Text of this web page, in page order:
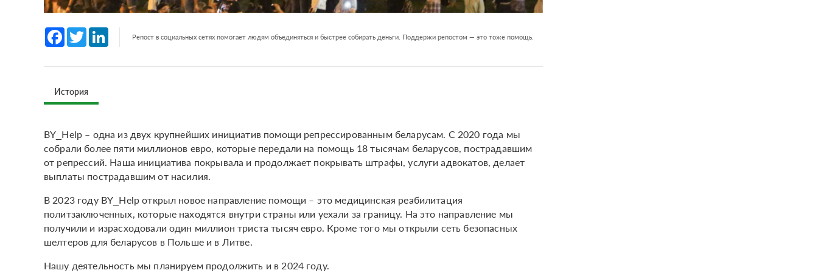
Facebook
Twitter LinkedInРепост в социальных сетях помогает людям объединяться и быстрее собирать деньги. Поддержи репостом — это тоже помощь.
История
BY_Help – одна из двух крупнейших инициатив помощи репрессированным беларусам. С 2020 года мы
собрали более пяти миллионов евро, которые передали на помощь 18 тысячам беларусов, пострадавшим
от репрессий. Наша инициатива покрывала и продолжает покрывать штрафы, услуги адвокатов, делает
выплаты пострадавшим от насилия.
В 2023 году BY_Help открыл новое направление помощи – это медицинская реабилитация
политзаключенных, которые находятся внутри страны или уехали за границу. На это направление мы
получили и израсходовали один миллион триста тысяч евро. Кроме того мы открыли сеть безопасных
шелтеров для беларусов в Польше и в Литве.
Нашу деятельность мы планируем продолжить и в 2024 году.